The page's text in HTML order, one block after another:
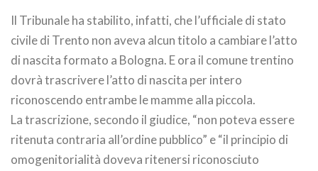
Il Tribunale ha stabilito, infatti, che l’ufficiale di stato
civile di Trento non aveva alcun titolo a cambiare l’atto
di nascita formato a Bologna. E ora il comune trentino
dovrà trascrivere l’atto di nascita per intero
riconoscendo entrambe le mamme alla piccola.
La trascrizione, secondo il giudice, “non poteva essere
ritenuta contraria all’ordine pubblico” e “il principio di
omogenitorialità doveva ritenersi riconosciuto